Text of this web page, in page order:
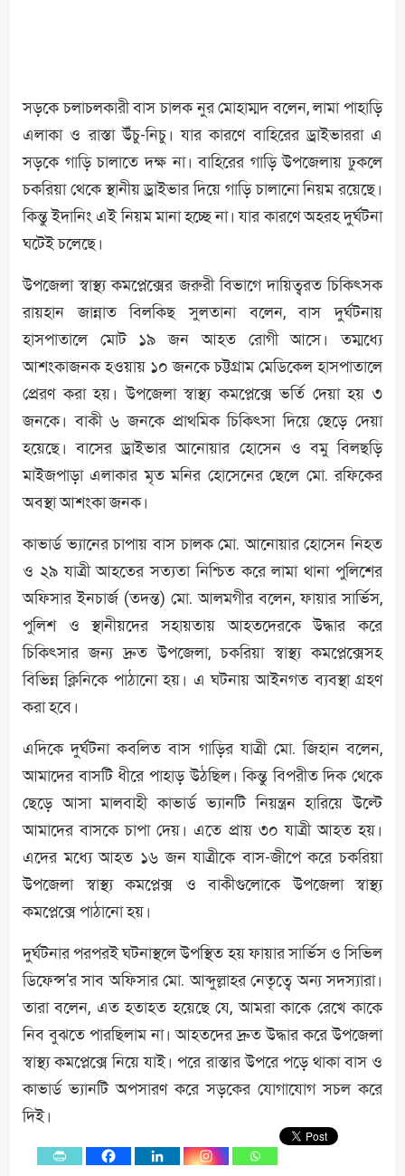
সড়কে চলাচলকারী বাস চালক নুর মোহাম্মদ বলেন, লামা পাহাড়ি
এলাকা ও রাস্তা উঁচু-নিচু। যার কারণে বাহিরের ড্রাইভাররা এ
সড়কে গাড়ি চালাতে দক্ষ না। বাহিরের গাড়ি উপজেলায় ঢুকলে
চকরিয়া থেকে স্থানীয় ড্রাইভার দিয়ে গাড়ি চালানো নিয়ম রয়েছে।
কিন্তু ইদানিং এই নিয়ম মানা হচ্ছে না। যার কারণে অহরহ দুর্ঘটনা
ঘটেই চলেছে।
উপজেলা স্বাস্থ্য কমপ্লেক্সের জরুরী বিভাগে দায়িত্বরত চিকিৎসক
রায়হান জান্নাত বিলকিছ সুলতানা বলেন, বাস দুর্ঘটনায়
হাসপাতালে মোট ১৯ জন আহত রোগী আসে। তম্মধ্যে
আশংকাজনক হওয়ায় ১০ জনকে চট্টগ্রাম মেডিকেল হাসপাতালে
প্রেরণ করা হয়। উপজেলা স্বাস্থ্য কমপ্লেক্সে ভর্তি দেয়া হয় ৩
জনকে। বাকী ৬ জনকে প্রাথমিক চিকিৎসা দিয়ে ছেড়ে দেয়া
হয়েছে। বাসের ড্রাইভার আনোয়ার হোসেন ও বমু বিলছড়ি
মাইজপাড়া এলাকার মৃত মনির হোসেনের ছেলে মো. রফিকের
অবস্থা আশংকা জনক।
কাভার্ড ভ্যানের চাপায় বাস চালক মো. আনোয়ার হোসেন নিহত
ও ২৯ যাত্রী আহতের সত্যতা নিশ্চিত করে লামা থানা পুলিশের
অফিসার ইনচার্জ (তদন্ত) মো. আলমগীর বলেন, ফায়ার সার্ভিস,
পুলিশ ও স্থানীয়দের সহায়তায় আহতদেরকে উদ্ধার করে
চিকিৎসার জন্য দ্রুত উপজেলা, চকরিয়া স্বাস্থ্য কমপ্লেক্সেসহ
বিভিন্ন ক্লিনিকে পাঠানো হয়। এ ঘটনায় আইনগত ব্যবস্থা গ্রহণ
করা হবে।
এদিকে দুর্ঘটনা কবলিত বাস গাড়ির যাত্রী মো. জিহান বলেন,
আমাদের বাসটি ধীরে পাহাড় উঠছিল। কিন্তু বিপরীত দিক থেকে
ছেড়ে আসা মালবাহী কাভার্ড ভ্যানটি নিয়ন্ত্রন হারিয়ে উল্টে
আমাদের বাসকে চাপা দেয়। এতে প্রায় ৩০ যাত্রী আহত হয়।
এদের মধ্যে আহত ১৬ জন যাত্রীকে বাস-জীপে করে চকরিয়া
উপজেলা স্বাস্থ্য কমপ্লেক্স ও বাকীগুলোকে উপজেলা স্বাস্থ্য
কমপ্লেক্সে পাঠানো হয়।
দুর্ঘটনার পরপরই ঘটনাস্থলে উপস্থিত হয় ফায়ার সার্ভিস ও সিভিল
ডিফেন্স’র সাব অফিসার মো. আব্দুল্লাহর নেতৃত্বে অন্য সদস্যারা।
তারা বলেন, এত হতাহত হয়েছে যে, আমরা কাকে রেখে কাকে
নিব বুঝতে পারছিলাম না। আহতদের দ্রুত উদ্ধার করে উপজেলা
স্বাস্থ্য কমপ্লেক্সে নিয়ে যাই। পরে রাস্তার উপরে পড়ে থাকা বাস ও
কাভার্ড ভ্যানটি অপসারণ করে সড়কের যোগাযোগ সচল করে
দিই।